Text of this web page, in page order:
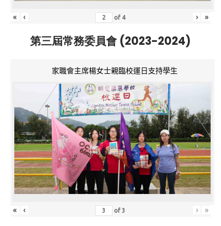
« ‹ of 4 › »
第三屆常務委員會 (2023-2024)
家職會主席楊女士親臨校運日支持學生
« ‹ of3 › »